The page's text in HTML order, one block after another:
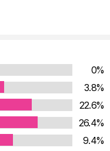
법을 소개한다. 저자들
로 설명한다. 기법을 이
할 수 있도록 구성해 대학
책이다.
0%
3.8%
22.6%
26.4%
9.4%